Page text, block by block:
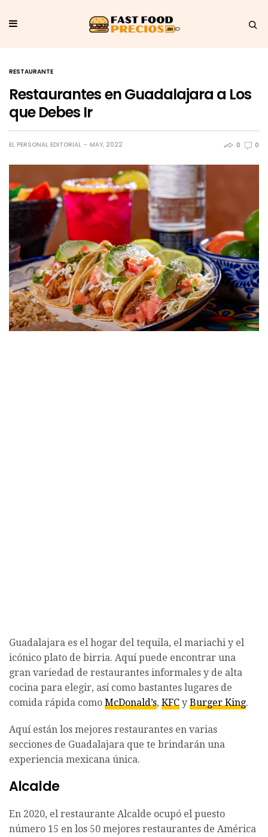
RESTAURANTE
Restaurantes en Guadalajara a Los
que Debes Ir
EL PERSONAL EDITORIAL MAY, 2022 0 0
Guadalajara es el hogar del tequila, el mariachi y el
icónico plato de birria. Aquí puede encontrar una
gran variedad de restaurantes informales y de alta
cocina para elegir, así como bastantes lugares de
comida rápida como McDonald’s, KFC y Burger King.
Aquí están los mejores restaurantes en varias
secciones de Guadalajara que te brindarán una
experiencia mexicana única.
Alcalde
En 2020, el restaurante Alcalde ocupó el puesto
número 15 en los 50 mejores restaurantes de América